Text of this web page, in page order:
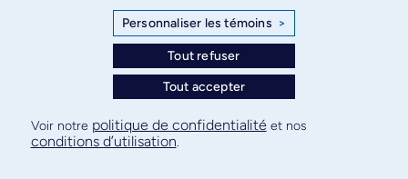
© Faculté de médecine - Université de Montréal
Paramètres des témoins
Personnaliser les témoins >
Tout refuser
Tout accepter
Voir notre politique de confidentialité et nos
conditions d’utilisation.